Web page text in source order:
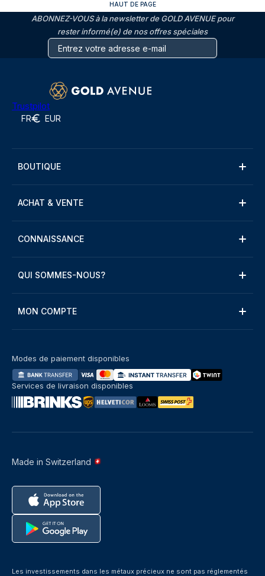
HAUT DE PAGE
ABONNEZ-VOUS à la newsletter de GOLD AVENUE pour
rester informé(e) de nos offres spéciales
Trustpilot
FR EUR
BOUTIQUE
ACHAT & VENTE
CONNAISSANCE
QUI SOMMES-NOUS?
MON COMPTE
Made in Switzerland
Modes de paiement disponibles
Services de livraison disponibles
Les investissements dans les métaux précieux ne sont pas réglementés